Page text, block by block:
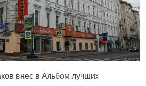
внес в Альбом лучших